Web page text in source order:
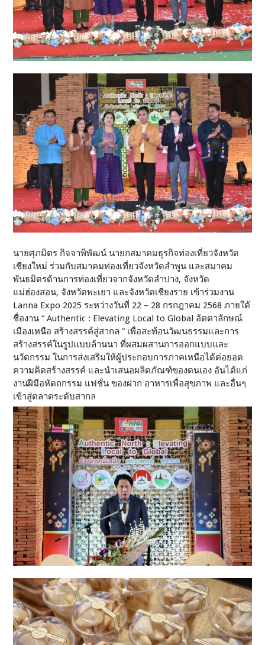
นายศุภมิตร กิจจาพิพัฒน์ นายกสมาคมธุรกิจท่องเที่ยวจังหวัด
เชียงใหม่ ร่วมกับสมาคมท่องเที่ยวจังหวัดลำพูน และสมาคม
พันธมิตรด้านการท่องเที่ยวจากจังหวัดลำปาง, จังหวัด
แม่ฮ่องสอน, จังหวัดพะเยา และจังหวัดเชียงราย เข้าร่วมงาน
Lanna Expo 2025 ระหว่างวันที่ 22 – 28 กรกฎาคม 2568 ภายใต้
ชื่องาน “ Authentic : Elevating Local to Global อัตตาลักษณ์
เมืองเหนือ สร้างสรรค์สู่สากล ” เพื่อสะท้อนวัฒนธรรมและการ
สร้างสรรค์ในรูปแบบล้านนา ที่ผสมผสานการออกแบบและ
นวัตกรรม ในการส่งเสริมให้ผู้ประกอบการภาคเหนือได้ต่อยอด
ความคิดสร้างสรรค์ และนำเสนอผลิตภัณฑ์ของตนเอง อันได้แก่
งานฝีมือหัตถกรรม แฟชั่น ของฝาก อาหารเพื่อสุขภาพ และอื่นๆ
เข้าสู่ตลาดระดับสากล